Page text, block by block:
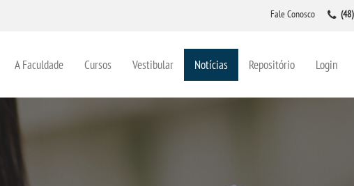
Fale Conosco
A Faculdade Cursos Vestibular Notícias Repositório Login